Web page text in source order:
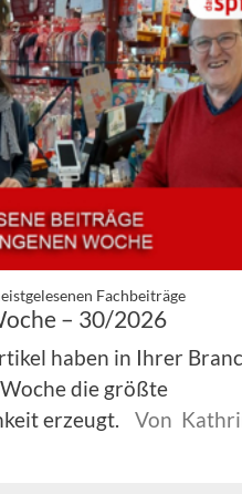
Fachbeiträge
– 30/2026
haben in Ihrer
die größte
erzeugt.
Von